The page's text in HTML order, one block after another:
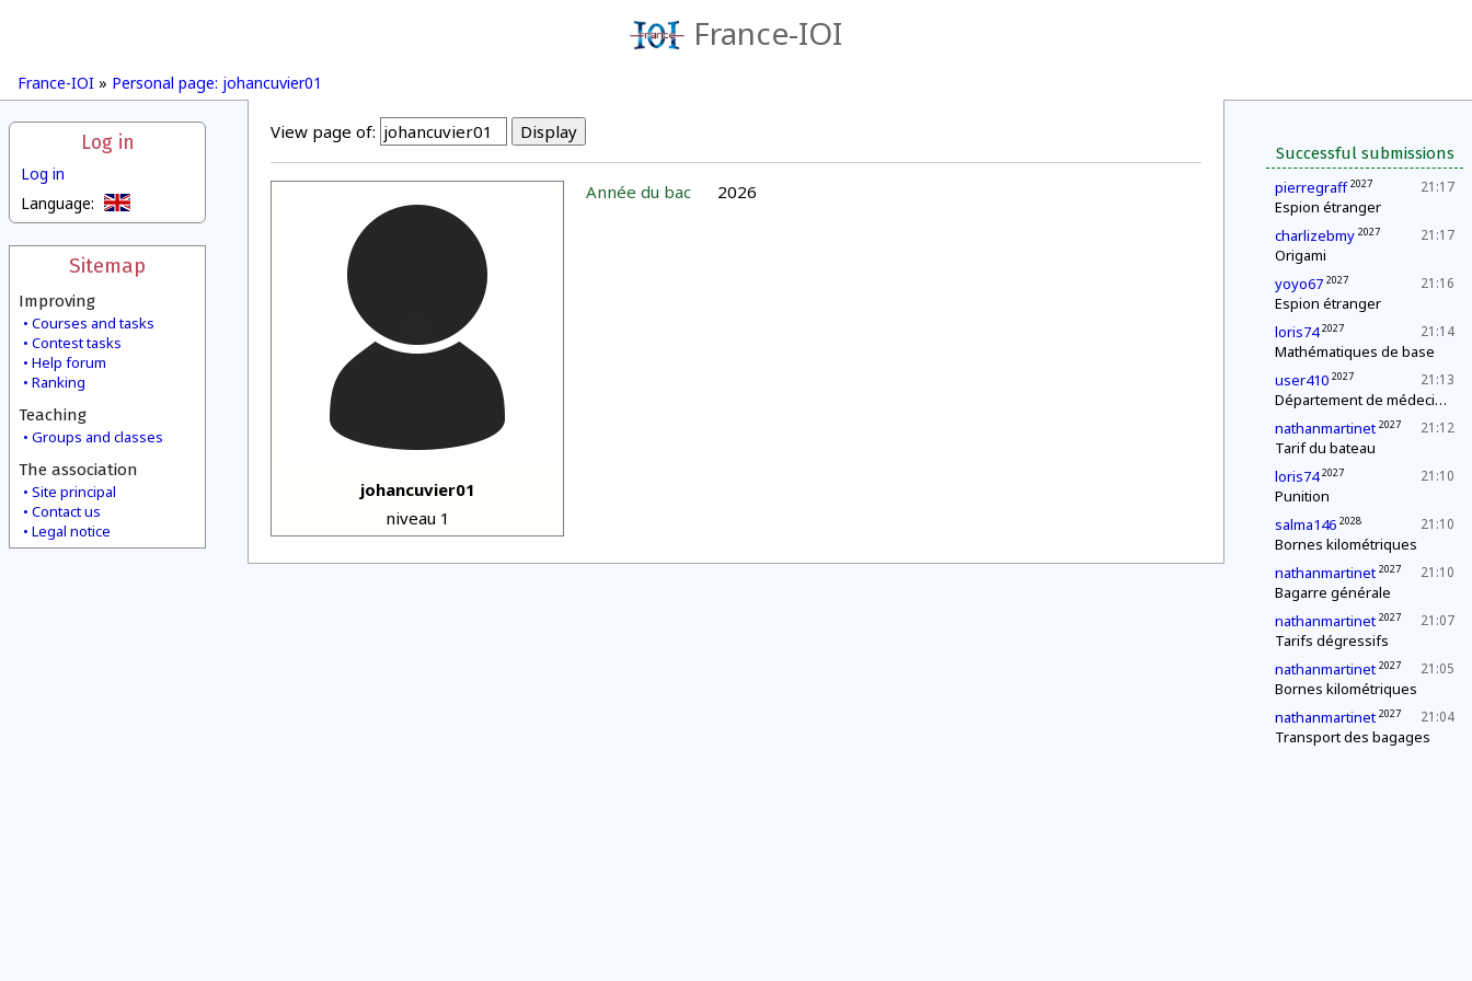
France-IOI
France-IOI » Personal page: johancuvier01
Log in
Log in
Language:
Sitemap
Improving
Courses and tasks
Contest tasks
Help forum
Ranking
Teaching
Groups and classes
The association
Site principal
Contact us
Legal notice
Successful submissions
21:17
pierregraff 2027
Espion étranger
21:17
charlizebmy 2027
Origami
21:16
yoyo67 2027
Espion étranger
21:14
loris74 2027
Mathématiques de base
21:13
user410 2027
Département de médecine : contrôle d'une épidémie
21:12
nathanmartinet 2027
Tarif du bateau
21:10
loris74 2027
Punition
21:10
salma146 2028
Bornes kilométriques
21:10
nathanmartinet 2027
Bagarre générale
21:07
nathanmartinet 2027
Tarifs dégressifs
21:05
nathanmartinet 2027
Bornes kilométriques
21:04
nathanmartinet 2027
Transport des bagages
View page of:
johancuvier01
niveau 1
Année du bac 2026